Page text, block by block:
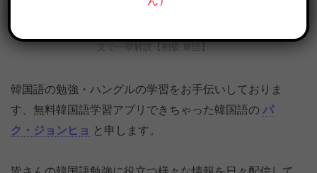
쓰다(スダ)の8つの意味と発音、へヨ体など活用、様々な使い方を例
文で一挙解説【初級 単語】
韓国語の勉強・ハングルの学習をお手伝いしておりま
す、無料韓国語学習アプリできちゃった韓国語の パ
ク・ジョンヒョ と申します。